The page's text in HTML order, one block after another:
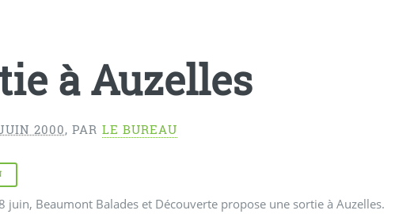
à Auzelles
2000,PAR LE BUREAU
juin, Beaumont Balades et Découverte propose une sortie à Auzelles.